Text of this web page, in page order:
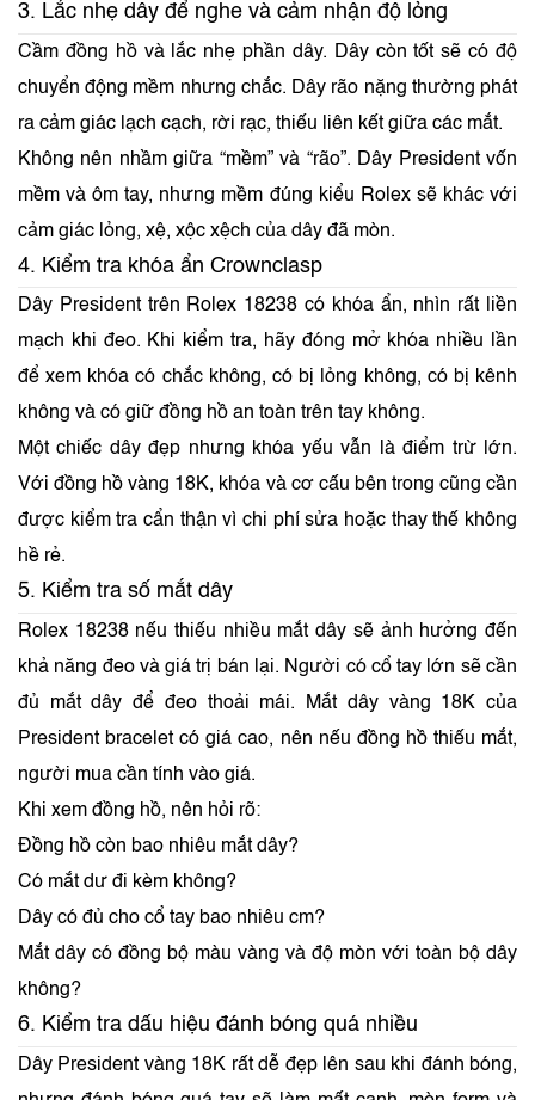
3. Lắc nhẹ dây để nghe và cảm nhận độ lỏng
Cầm đồng hồ và lắc nhẹ phần dây. Dây còn tốt sẽ có độ
chuyển động mềm nhưng chắc. Dây rão nặng thường phát
ra cảm giác lạch cạch, rời rạc, thiếu liên kết giữa các mắt.
Không nên nhầm giữa “mềm” và “rão”. Dây President vốn
mềm và ôm tay, nhưng mềm đúng kiểu Rolex sẽ khác với
cảm giác lỏng, xệ, xộc xệch của dây đã mòn.
4. Kiểm tra khóa ẩn Crownclasp
Dây President trên Rolex 18238 có khóa ẩn, nhìn rất liền
mạch khi đeo. Khi kiểm tra, hãy đóng mở khóa nhiều lần
để xem khóa có chắc không, có bị lỏng không, có bị kênh
không và có giữ đồng hồ an toàn trên tay không.
Một chiếc dây đẹp nhưng khóa yếu vẫn là điểm trừ lớn.
Với đồng hồ vàng 18K, khóa và cơ cấu bên trong cũng cần
được kiểm tra cẩn thận vì chi phí sửa hoặc thay thế không
hề rẻ.
5. Kiểm tra số mắt dây
Rolex 18238 nếu thiếu nhiều mắt dây sẽ ảnh hưởng đến
khả năng đeo và giá trị bán lại. Người có cổ tay lớn sẽ cần
đủ mắt dây để đeo thoải mái. Mắt dây vàng 18K của
President bracelet có giá cao, nên nếu đồng hồ thiếu mắt,
người mua cần tính vào giá.
Khi xem đồng hồ, nên hỏi rõ:
Đồng hồ còn bao nhiêu mắt dây?
Có mắt dư đi kèm không?
Dây có đủ cho cổ tay bao nhiêu cm?
Mắt dây có đồng bộ màu vàng và độ mòn với toàn bộ dây
không?
6. Kiểm tra dấu hiệu đánh bóng quá nhiều
Dây President vàng 18K rất dễ đẹp lên sau khi đánh bóng,